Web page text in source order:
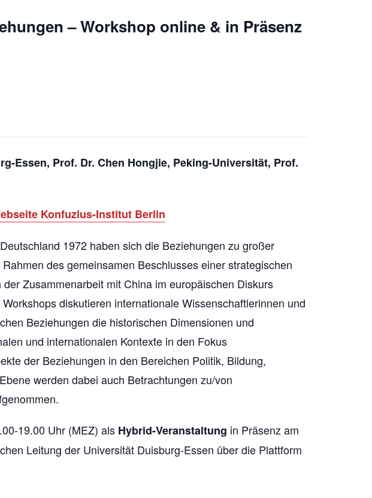
– Workshop online & in Präsenz
Essen, Prof. Dr. Chen Hongjie, Peking-Universität, Prof.
Konfuzius-Institut Berlin
1972 haben sich die Beziehungen zu großer
des gemeinsamen Beschlusses einer strategischen
Zusammenarbeit mit China im europäischen Diskurs
diskutieren internationale Wissenschaftlerinnen und
Beziehungen die historischen Dimensionen und
und internationalen Kontexte in den Fokus
der Beziehungen in den Bereichen Politik, Bildung,
werden dabei auch Betrachtungen zu/von
19.00 Uhr (MEZ) als Hybrid-Veranstaltung in Präsenz am
Leitung der Universität Duisburg-Essen über die Plattform